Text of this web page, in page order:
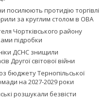
посилюють протидію торгівлі
за круглим столом в ОВА
Чортківського району
підробки
ДСНС знищили
Другої світової війни
бюджету Тернопільської
на 2027-2029 роки
розшукали безвісти